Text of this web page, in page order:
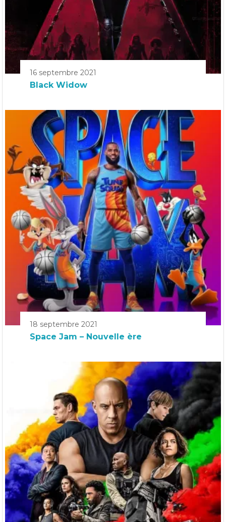
16 septembre 2021
Black Widow
18 septembre 2021
Space Jam – Nouvelle ère